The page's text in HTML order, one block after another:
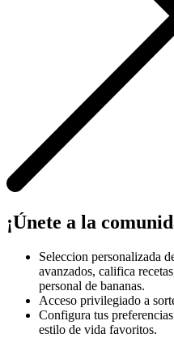
¡Únete a la
Seleccion personalizada
avanzados, califica
personal de bananas.
Acceso privilegiado a
Configura tus
estilo de vida favoritos.